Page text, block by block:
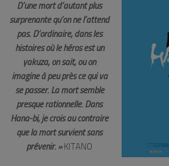
D’une mort d’autant plus
surprenante qu’on ne l’attend
pas. D’ordinaire, dans les
histoires où le héros est un
yakuza, on sait, ou on
imagine à peu près ce qui va
se passer. La mort semble
presque rationnelle. Dans
Hana-bi, je crois au contraire
que la mort survient sans
prévenir. »KITANO